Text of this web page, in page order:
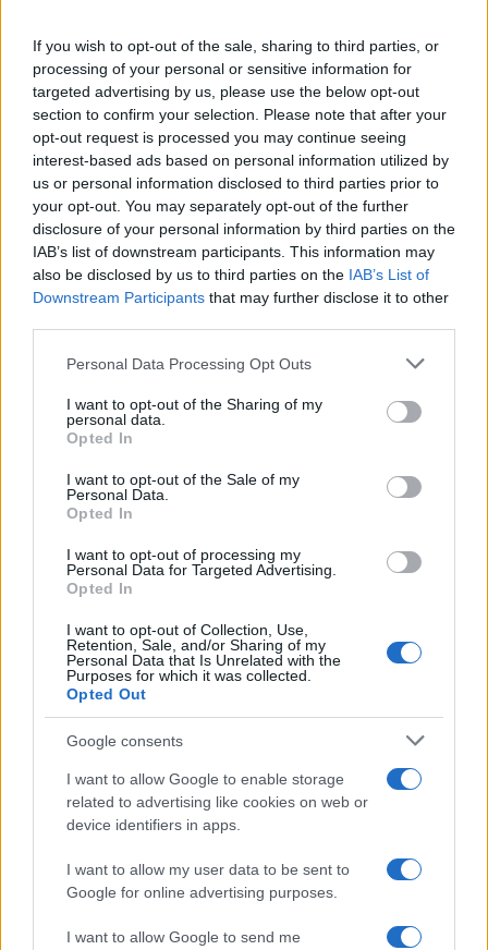
If you wish to opt-out of the sale, sharing to third parties, or
processing of your personal or sensitive information for
targeted advertising by us, please use the below opt-out
section to confirm your selection. Please note that after your
opt-out request is processed you may continue seeing
interest-based ads based on personal information utilized by
us or personal information disclosed to third parties prior to
your opt-out. You may separately opt-out of the further
disclosure of your personal information by third parties on the
IAB’s list of downstream participants. This information may
also be disclosed by us to third parties on the IAB’s List of
Downstream Participants that may further disclose it to other
Please note that this website/app uses one or more Google
not limited to your visit or usage behaviour. You may click to
grant or deny consent to Google and its third-party tags to
use your data for below specified purposes in below Google
consent section.
Personal Data Processing Opt Outs
I want to opt-out of the Sharing of my
personal data.
Opted In
I want to opt-out of the Sale of my
Personal Data.
Opted In
I want to opt-out of processing my
Personal Data for Targeted Advertising.
Opted In
I want to opt-out of Collection, Use,
Retention, Sale, and/or Sharing of my
Personal Data that Is Unrelated with the
Purposes for which it was collected.
Opted Out
Google consents
I want to allow Google to enable storage
related to advertising like cookies on web or
device identifiers in apps.
I want to allow my user data to be sent to
Google for online advertising purposes.
I want to allow Google to send me
DAC8 e cripto-tasse: obblighi, documenti e controlli per
investitori
Edoardo Vitali · 4 Ago 2026
Guida DAC8 per crypto: tracciamento, evidenze e report
Edoardo Vitali · 3 Ago 2026